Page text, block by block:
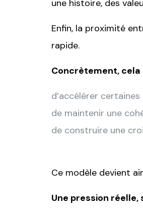
une histoire, des
Enfin, la proximité
rapide.
Concrètement, cela
d’accélérer
de maintenir une
de construire une
Ce modèle devient
Une pression